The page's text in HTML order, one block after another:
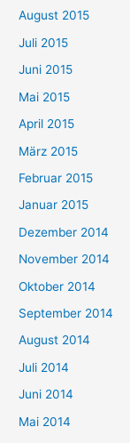
August 2015
Juli 2015
Juni 2015
Mai 2015
April 2015
März 2015
Februar 2015
Januar 2015
Dezember 2014
November 2014
Oktober 2014
September 2014
August 2014
Juli 2014
Juni 2014
Mai 2014